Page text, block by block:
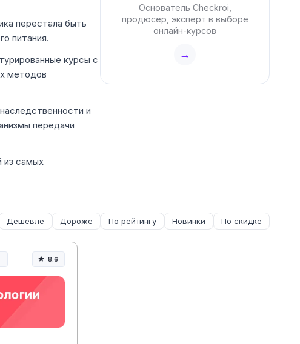
перестала быть
питания.
курсы с
методов
и
передачи
из самых
Основатель Checkroi,
продюсер, эксперт в выборе
онлайн-курсов
→
Дешевле Дороже По рейтингу Новинки По скидке
8.6